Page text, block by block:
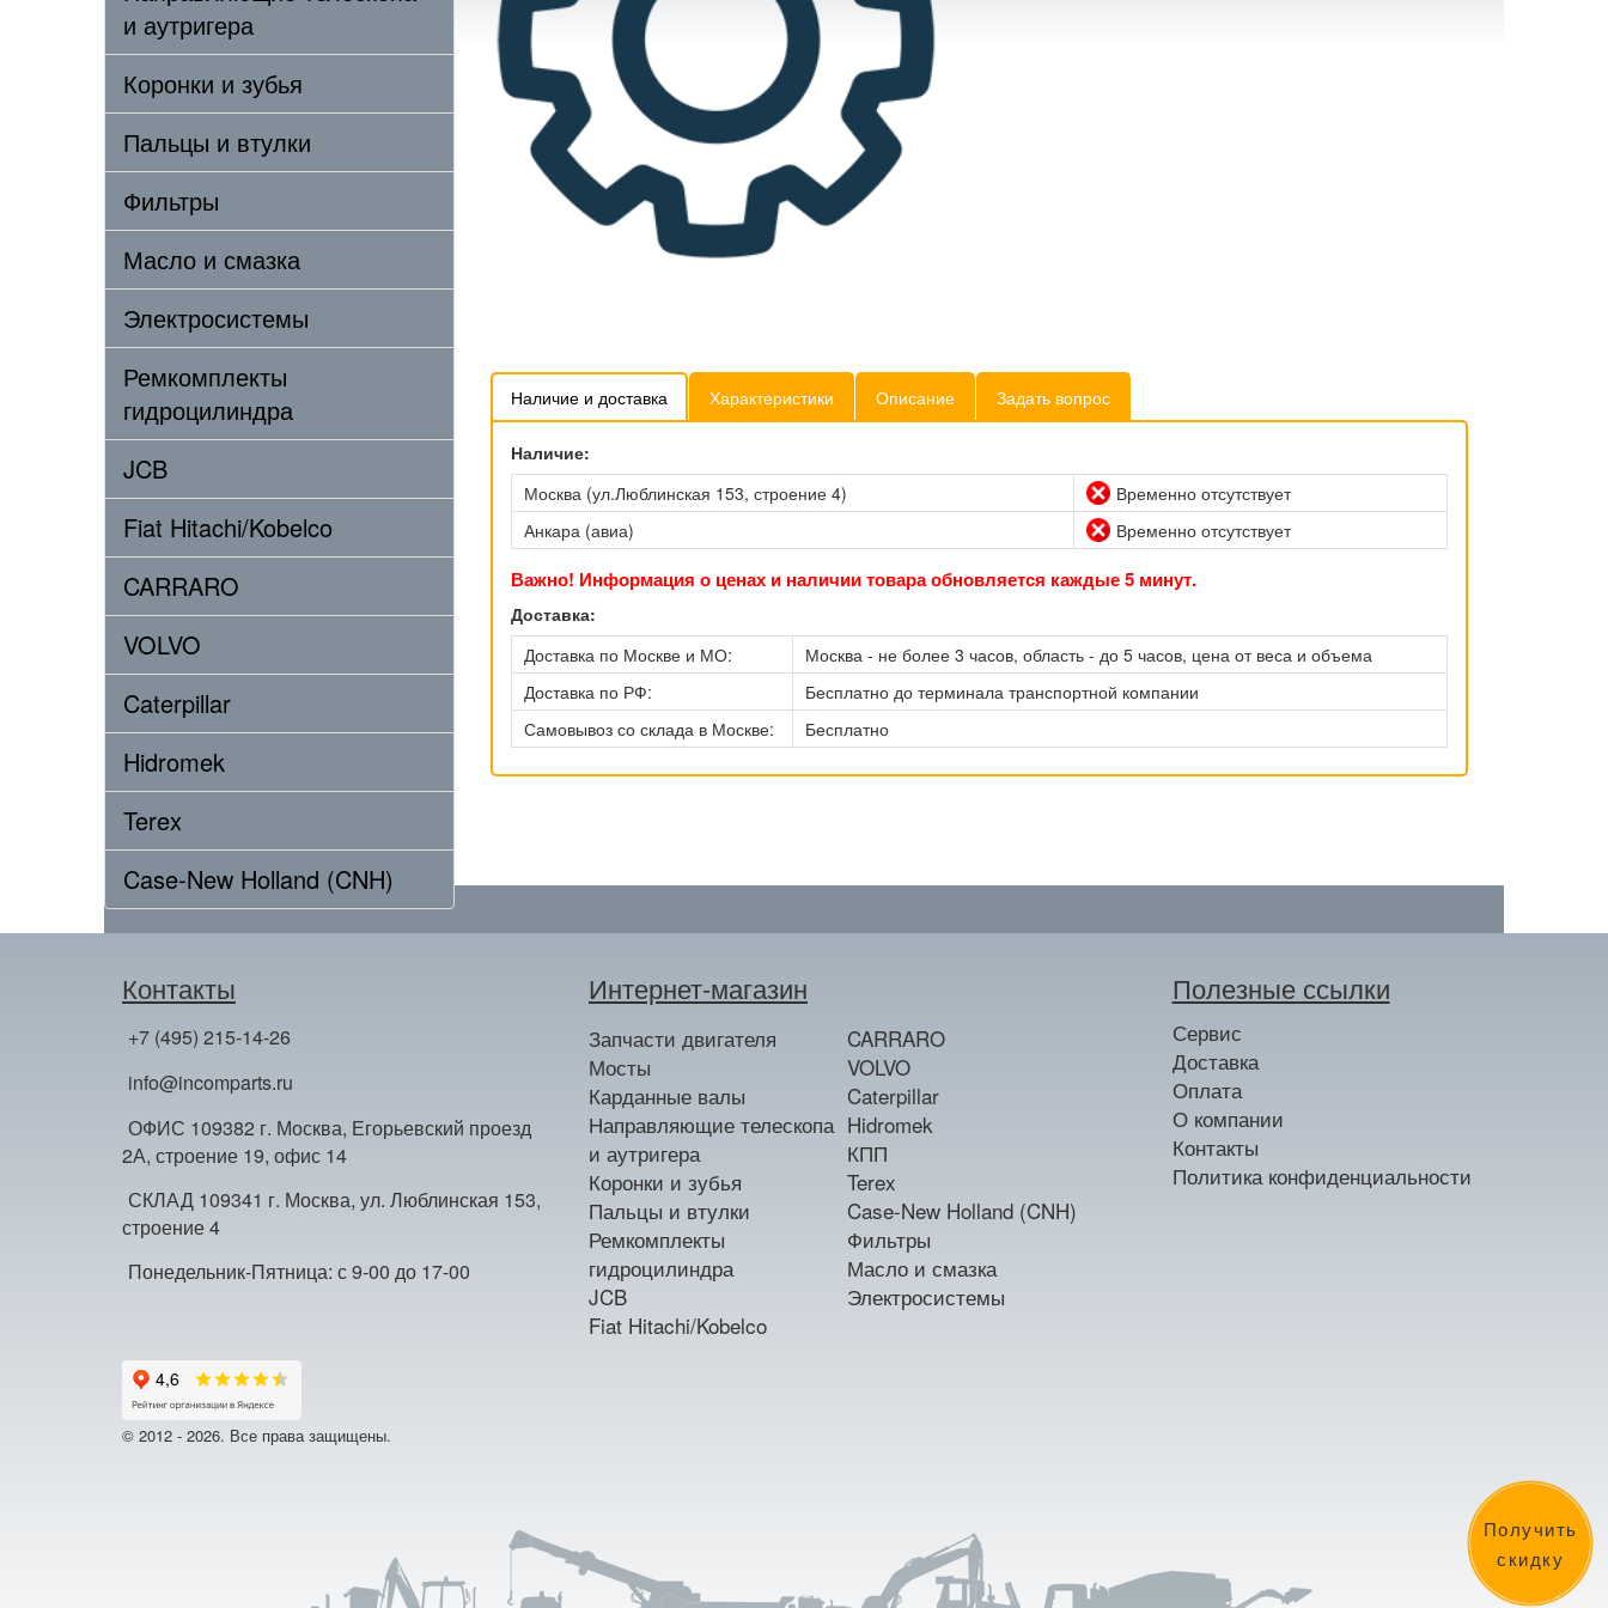
Получить
скидку
и аутригера
Коронки и зубья
Пальцы и втулки
Фильтры
Масло и смазка
Электросистемы
Ремкомплекты
гидроцилиндра
JCB
Fiat Hitachi/Kobelco
CARRARO
VOLVO
Caterpillar
Hidromek
Terex
Case-New Holland (CNH)
Наличие и доставка Характеристики Описание Задать вопрос
Наличие:
Москва (ул.Люблинская 153, строение 4)
Временно отсутствует
Анкара (авиа)
Временно отсутствует
Важно! Информация о ценах и наличии товара обновляется каждые 5 минут.
Доставка:
Доставка по Москве и МО:
Москва - не более 3 часов, область - до 5 часов, цена от веса и объема
Доставка по РФ:
Бесплатно до терминала транспортной компании
Самовывоз со склада в Москве:
Бесплатно
Контакты
+7 (495) 215-14-26
info@incomparts.ru
ОФИС 109382 г. Москва, Егорьевский проезд
2А, строение 19, офис 14
СКЛАД 109341 г. Москва, ул. Люблинская 153,
строение 4
Понедельник-Пятница: с 9-00 до 17-00
Интернет-магазин
Запчасти двигателя
Мосты
Карданные валы
Направляющие телескопа
и аутригера
Коронки и зубья
Пальцы и втулки
Ремкомплекты
гидроцилиндра
JCB
Fiat Hitachi/Kobelco
CARRARO
VOLVO
Caterpillar
Hidromek
КПП
Terex
Case-New Holland (CNH)
Фильтры
Масло и смазка
Электросистемы
Полезные ссылки
Сервис
Доставка
Оплата
О компании
Контакты
Политика конфиденциальности
© 2012 - 2026. Все права защищены.